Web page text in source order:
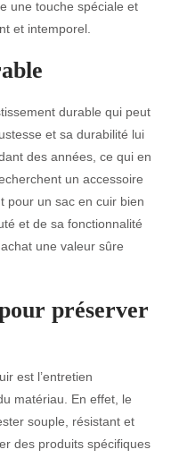
une touche spéciale et
et intemporel.
durable qui peut
et sa durabilité lui
des années, ce qui en
un accessoire
pour un sac en cuir bien
et de sa fonctionnalité
une valeur sûre
préserver
est l’entretien
matériau. En effet, le
souple, résistant et
des produits spécifiques